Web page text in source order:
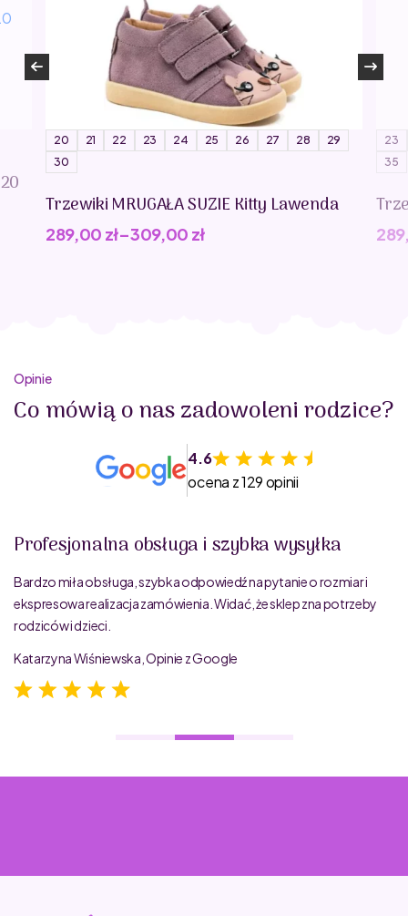
20 21 22 23 24 25 26 27 28
29
30
Trzewiki MRUGAŁA SUZIE Kitty Lawenda
289,00 zł–309,00 zł
23
35
Opinie
Co mówią o nas zadowoleni rodzice?
4.6
ocena z 129 opinii
Profesjonalna obsługa i szybka wysyłka
Bardzo miła obsługa, szybka odpowiedź na pytanie o rozmiar i
ekspresowa realizacja zamówienia. Widać, że sklep zna potrzeby
rodziców i dzieci.
Katarzyna Wiśniewska, Opinie z Google